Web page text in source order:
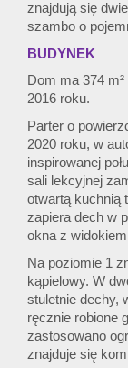
znajdują się
szambo o
BUDYNEK
Dom ma 374
2016 roku.
Parter o
2020 roku, w
inspirowanej
sali lekcyjnej
otwartą kuchnią
zapiera dech w
okna z
Na poziomie 1
kąpielowy. W
stuletnie dechy,
ręcznie robione
zastosowano
znajduje się